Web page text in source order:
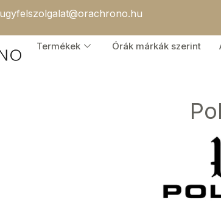
ugyfelszolgalat@orachrono.hu
Termékek Órák márkák szerint